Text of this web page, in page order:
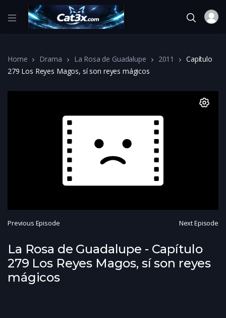
Home Drama La Rosa de Guadalupe 2011
Capítulo
279 Los Reyes Magos, sí son reyes mágicos
Previous Episode Next Episode
La Rosa de Guadalupe - Capítulo
279 Los Reyes Magos, sí son reyes
mágicos